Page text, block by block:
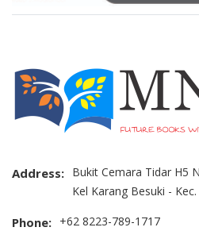
Address: Bukit Cemara Tidar H5
Kel Karang Besuki -
Phone: +62 8223-789-1717